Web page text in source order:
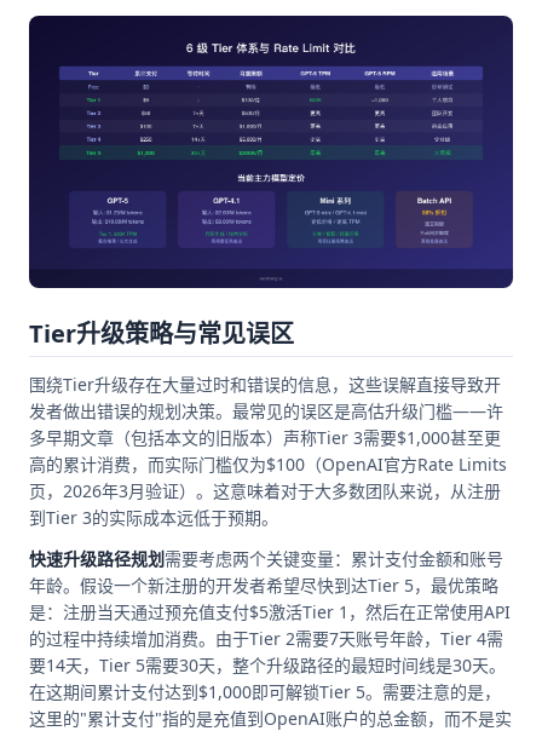
Tier升级策略与常见误区
围绕Tier升级存在大量过时和错误的信息，这些误解直接导致开
发者做出错误的规划决策。最常见的误区是高估升级门槛——许
多早期文章（包括本文的旧版本）声称Tier 3需要$1,000甚至更
高的累计消费，而实际门槛仅为$100（OpenAI官方Rate Limits
页，2026年3月验证）。这意味着对于大多数团队来说，从注册
到Tier 3的实际成本远低于预期。
快速升级路径规划需要考虑两个关键变量：累计支付金额和账号
年龄。假设一个新注册的开发者希望尽快到达Tier 5，最优策略
是：注册当天通过预充值支付$5激活Tier 1，然后在正常使用API
的过程中持续增加消费。由于Tier 2需要7天账号年龄，Tier 4需
要14天，Tier 5需要30天，整个升级路径的最短时间线是30天。
在这期间累计支付达到$1,000即可解锁Tier 5。需要注意的是，
这里的"累计支付"指的是充值到OpenAI账户的总金额，而不是实